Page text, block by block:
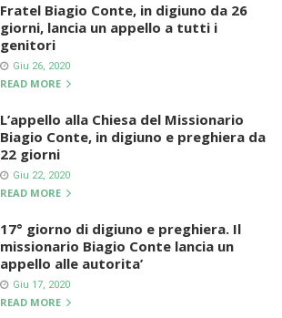
Fratel Biagio Conte, in digiuno da 26
giorni, lancia un appello a tutti i
genitori
Giu 26, 2020
READ MORE
L’appello alla Chiesa del Missionario
Biagio Conte, in digiuno e preghiera da
22 giorni
Giu 22, 2020
READ MORE
17° giorno di digiuno e preghiera. Il
missionario Biagio Conte lancia un
appello alle autorita’
Giu 17, 2020
READ MORE